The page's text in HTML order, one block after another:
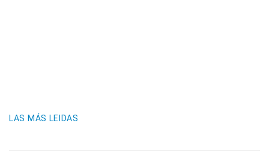
LAS MÁS LEIDAS